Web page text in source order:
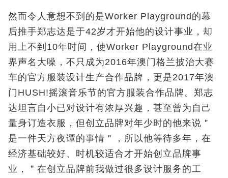
然而令人意想不到的是Worker Playground的幕
后推手郑志达是于42岁才开始他的设计事业，却
用上不到10年时间，使Worker Playground在业
界声名大噪，不只成为2016年澳门格兰披治大赛
车的官方服装设计生产合作品牌，更是2017年澳
门HUSH!摇滚音乐节的官方服装合作品牌。郑志
达坦言自小已对设计有浓厚兴趣，甚至曾为自己
量身订造衣服，但创立品牌对年少时的他来说＂
是一件天方夜谭的事情＂，所以他等待多年，在
经济基础较好、时机较适合才开始创立品牌事
业，＂在创立品牌前我做过很多设计服务的工